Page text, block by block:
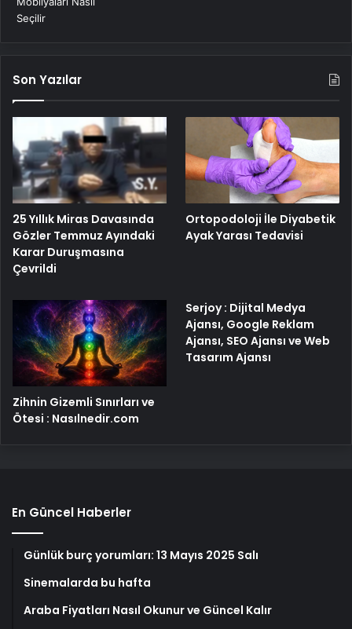
Son Yazılar
25 Yıllık Miras Davasında
Gözler Temmuz Ayındaki
Karar Duruşmasına
Çevrildi
Ortopodoloji İle Diyabetik
Ayak Yarası Tedavisi
Zihnin Gizemli Sınırları ve
Ötesi : Nasılnedir.com
Serjoy : Dijital Medya
Ajansı, Google Reklam
Ajansı, SEO Ajansı ve Web
Tasarım Ajansı
En Güncel Haberler
Günlük burç yorumları: 13 Mayıs 2025 Salı
Sinemalarda bu hafta
Araba Fiyatları Nasıl Okunur ve Güncel Kalır